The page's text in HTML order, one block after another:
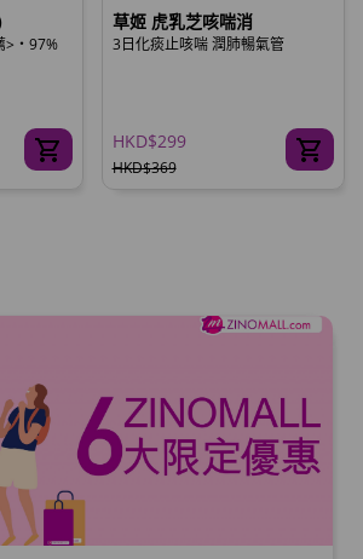
>‧97%
草姬 虎乳芝咳喘消
3日化痰止咳喘 潤肺暢氣管
HKD$299
HKD$369